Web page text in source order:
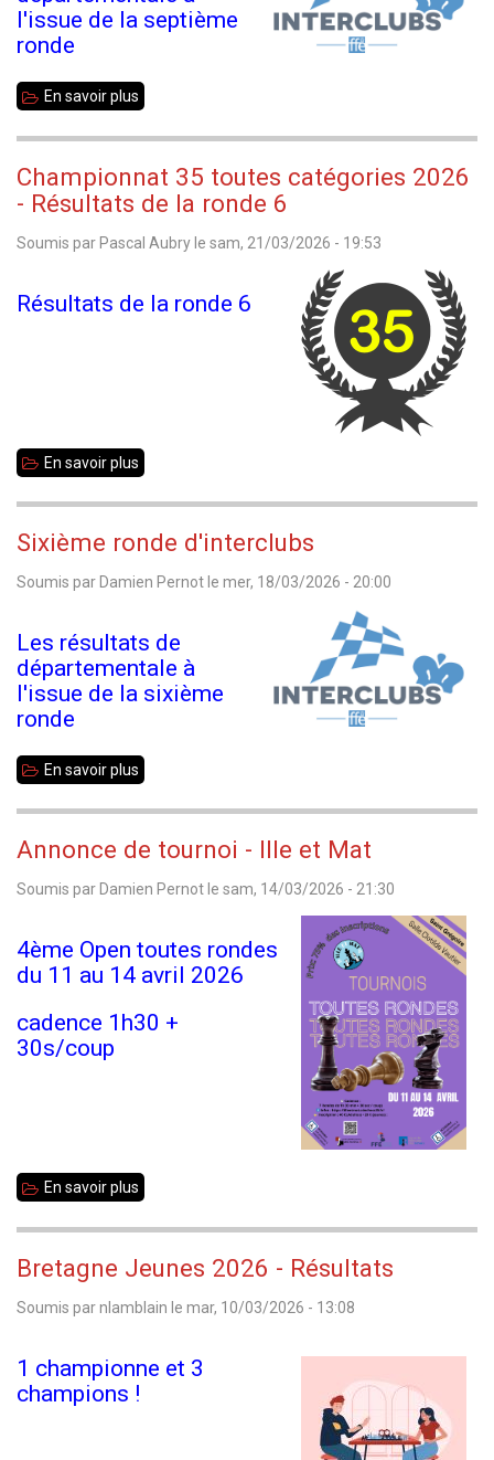
3
l'issue de la septième
ronde
En savoir plus
d'interclubs
Championnat 35 toutes catégories 2026
- Résultats de la ronde 6
Soumis par Pascal Aubry le sam, 21/03/2026 - 19:53
Résultats de la ronde 6
En savoir plus
toutes
catégories
-
Résultats
Sixième ronde d'interclubs
Soumis par Damien Pernot le mer, 18/03/2026 - 20:00
Les résultats de
départementale à
l'issue de la sixième
ronde
En savoir plus
d'interclubs
Annonce de tournoi - Ille et Mat
Soumis par Damien Pernot le sam, 14/03/2026 - 21:30
4ème Open toutes rondes
du 11 au 14 avril 2026
cadence 1h30 +
30s/coup
En savoir plus
tournoi
-
et
Bretagne Jeunes 2026 - Résultats
Soumis parnlamblain le mar, 10/03/2026 - 13:08
1 championne et 3
champions !